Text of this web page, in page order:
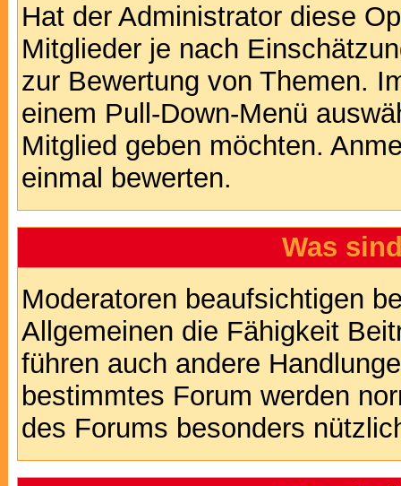
Hat der Administrator diese
Mitglieder je nach
zur Bewertung von Themen.
einem Pull-Down-Menü
Mitglied geben möchten.
einmal bewerten.
Was
Moderatoren beaufsichtigen
Allgemeinen die Fähigkeit
führen auch andere
bestimmtes Forum werden
des Forums besonders